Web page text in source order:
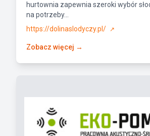
hurtownia zapewnia szeroki wybór
na potrzeby...
https://dolinaslodyczy.pl/
↗
Zobacz więcej →